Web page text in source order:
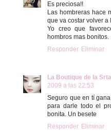
Es preciosa!!
Las hombreras hace
que va costar volver a
Yo creo que
hombros mas bonitos.
Responder Eliminar
La Boutique de la
2009 a las 22:53
Seguro que en tí
para darle todo el
bonita. Un besete
Responder Eliminar